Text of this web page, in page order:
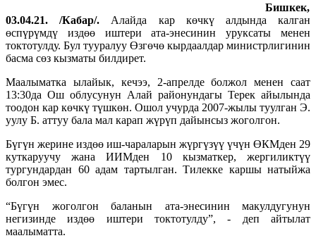
Бишкек,
03.04.21. /Кабар/. Алайда кар көчкү алдында калган
өспүрүмдү издөө иштери ата-энесинин уруксаты менен
токтотулду. Бул тууралуу Өзгөчө кырдаалдар министрлигинин
басма сөз кызматы билдирет.
Маалыматка ылайык, кечээ, 2-апрелде болжол менен саат
13:30да Ош облусунун Алай районундагы Терек айылында
тоодон кар көчкү түшкөн. Ошол учурда 2007-жылы туулган Э.
уулу Б. аттуу бала мал карап жүрүп дайынсыз жоголгон.
Бүгүн жерине издөө иш-чараларын жүргүзүү үчүн ӨКМден 29
куткаруучу жана ИИМден 10 кызматкер, жергиликтүү
тургундардан 60 адам тартылган. Тилекке каршы натыйжа
болгон эмес.
“Бүгүн жоголгон баланын ата-энесинин макулдугунун
негизинде издөө иштери токтотулду”, - деп айтылат
маалыматта.